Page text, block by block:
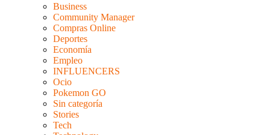
Business
Community Manager
Compras Online
Deportes
Economía
Empleo
INFLUENCERS
Ocio
Pokemon GO
Sin categoría
Stories
Tech